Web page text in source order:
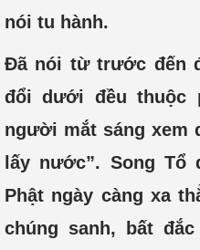
nói tu hành.
Đã nói từ trước đến
đổi dưới đều thuộc
người mắt sáng xem
lấy nước”. Song Tổ
Phật ngày càng xa
chúng sanh, bất